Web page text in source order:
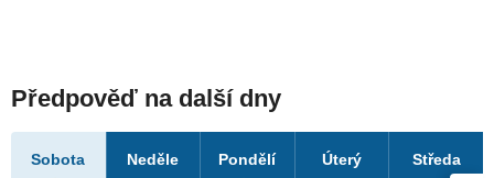
Předpověď na další dny
Sobota Neděle Pondělí Úterý Středa